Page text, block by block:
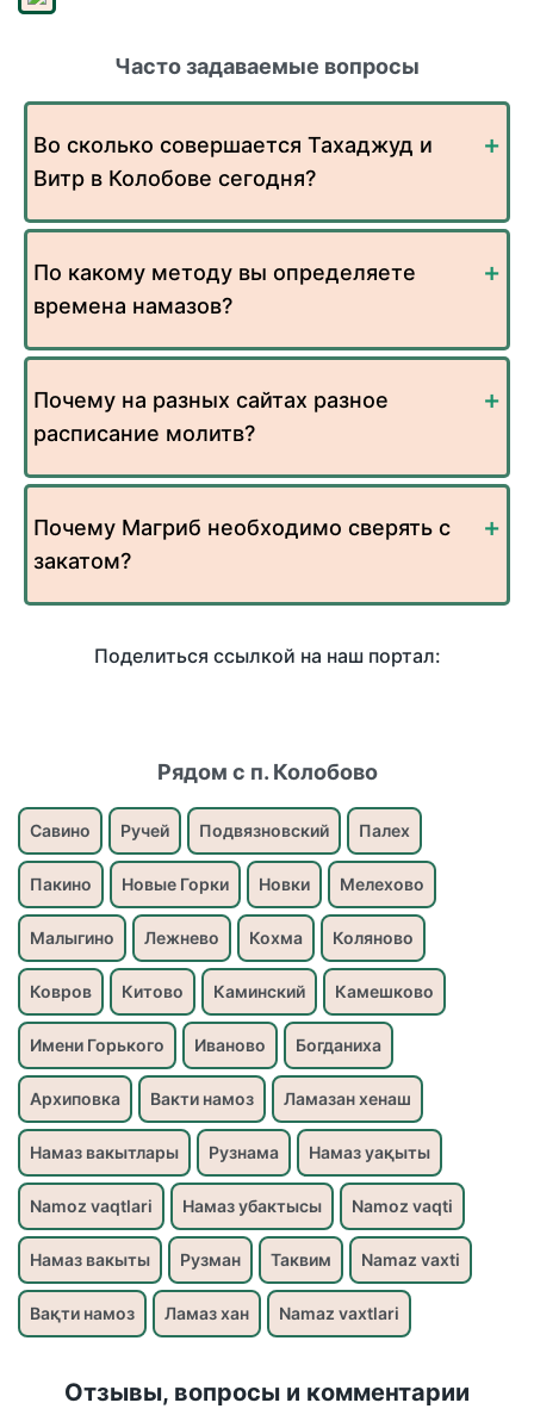
Часто задаваемые вопросы
Во сколько совершается Тахаджуд и
Витр в Колобове сегодня?
По какому методу вы определяете
времена намазов?
Почему на разных сайтах разное
расписание молитв?
Почему Магриб необходимо сверять с
закатом?
Поделиться ссылкой на наш портал:
Рядом с п. Колобово
Савино Ручей Подвязновский Палех
Пакино Новые Горки Новки Мелехово
Малыгино Лежнево Кохма Коляново
Ковров Китово Каминский Камешково
Имени Горького Иваново Богданиха
Архиповка Вакти намоз Ламазан хенаш
Намаз вакытлары Рузнама Намаз уақыты
Namoz vaqtlari Намаз убактысы Namoz vaqti
Намаз вакыты Рузман Таквим Namaz vaxti
Вақти намоз Ламаз хан Namaz vaxtlari
Отзывы, вопросы и комментарии